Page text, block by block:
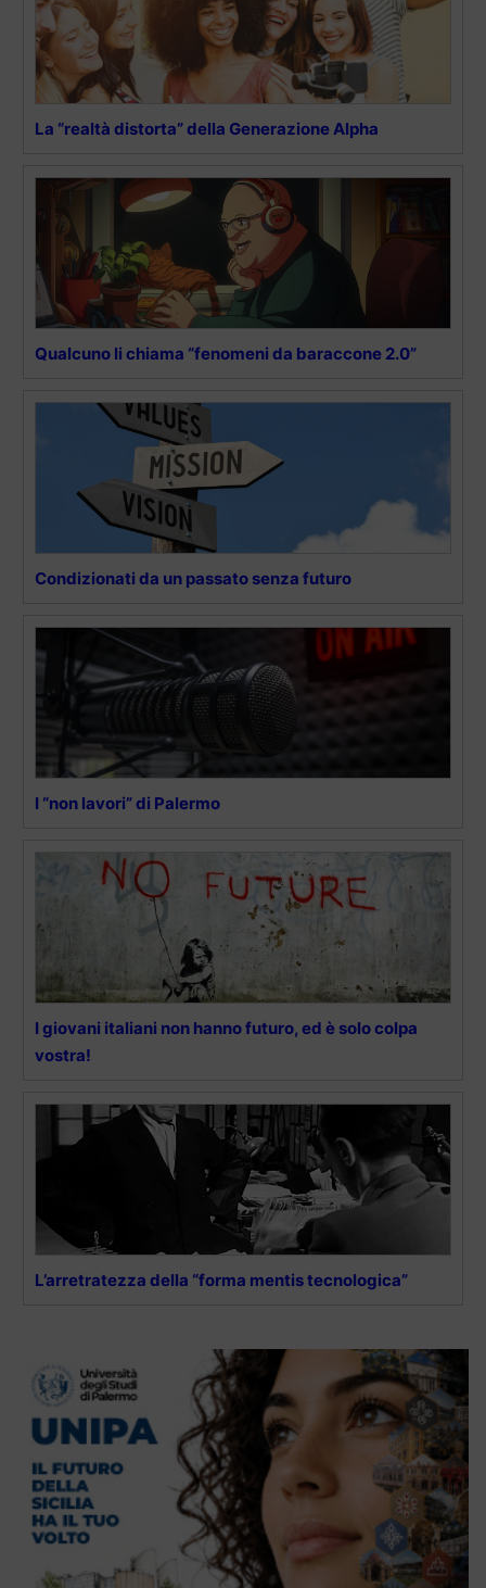
La “realtà distorta” della Generazione Alpha
Qualcuno li chiama “fenomeni da baraccone 2.0”
Condizionati da un passato senza futuro
I “non lavori” di Palermo
I giovani italiani non hanno futuro, ed è solo colpa
vostra!
L’arretratezza della “forma mentis tecnologica”